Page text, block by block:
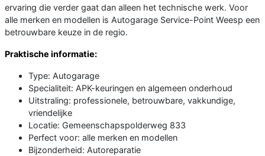
ervaring die verder gaat dan alleen het technische werk. Voor
alle merken en modellen is Autogarage Service-Point Weesp een
betrouwbare keuze in de regio.
Praktische informatie:
Type: Autogarage
Specialiteit: APK-keuringen en algemeen onderhoud
Uitstraling: professionele, betrouwbare, vakkundige,
vriendelijke
Locatie: Gemeenschapspolderweg 833
Perfect voor: alle merken en modellen
Bijzonderheid: Autoreparatie